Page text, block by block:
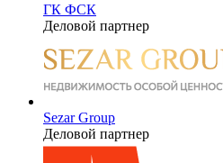
ГК ФСК
Деловой партнер
Sezar Group
Деловой партнер